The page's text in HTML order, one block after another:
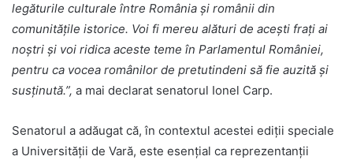
legăturile culturale între România și românii din
comunitățile istorice. Voi fi mereu alături de acești frați ai
noștri și voi ridica aceste teme în Parlamentul României,
pentru ca vocea românilor de pretutindeni să fie auzită și
susținută.”, a mai declarat senatorul Ionel Carp.
Senatorul a adăugat că, în contextul acestei ediții speciale
a Universității de Vară, este esențial ca reprezentanții